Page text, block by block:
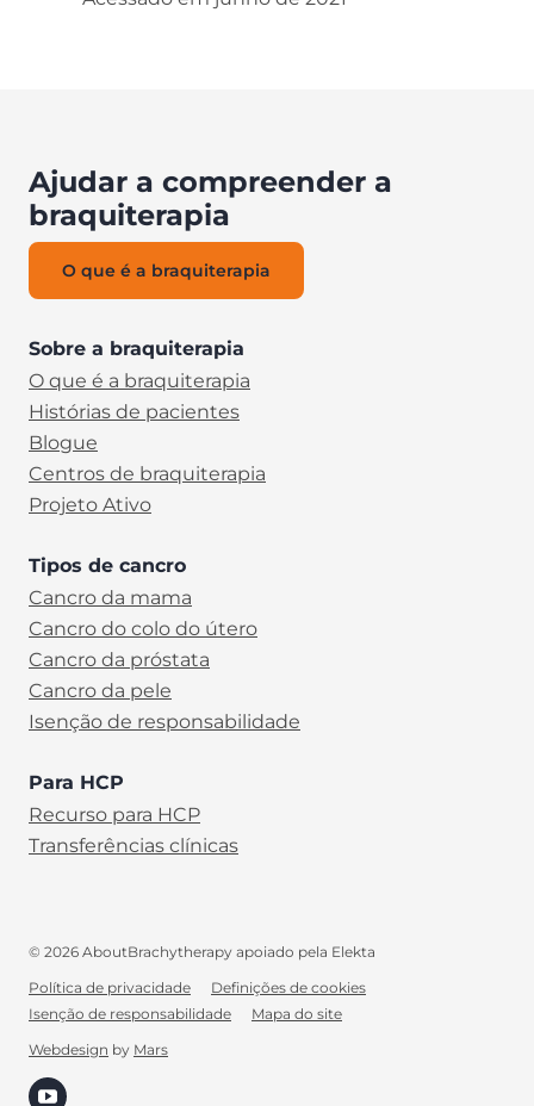
Search
PT-PT
Ajudar a compreender a
braquiterapia
O que é a braquiterapia
Sobre a braquiterapia
O que é a braquiterapia
Histórias de pacientes
Blogue
Centros de braquiterapia
Projeto Ativo
Tipos de cancro
Cancro da mama
Cancro do colo do útero
Cancro da próstata
Cancro da pele
Isenção de responsabilidade
Para HCP
Recurso para HCP
Transferências clínicas
© 2026 AboutBrachytherapy apoiado pela Elekta
Política de privacidade
Definições de cookies
Isenção de responsabilidade
Mapa do site
Webdesign by Mars